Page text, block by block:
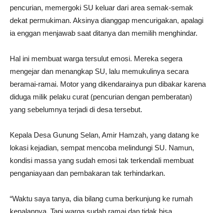
pencurian, memergoki SU keluar dari area semak-semak
dekat permukiman. Aksinya dianggap mencurigakan, apalagi
ia enggan menjawab saat ditanya dan memilih menghindar.
Hal ini membuat warga tersulut emosi. Mereka segera
mengejar dan menangkap SU, lalu memukulinya secara
beramai-ramai. Motor yang dikendarainya pun dibakar karena
diduga milik pelaku curat (pencurian dengan pemberatan)
yang sebelumnya terjadi di desa tersebut.
Kepala Desa Gunung Selan, Amir Hamzah, yang datang ke
lokasi kejadian, sempat mencoba melindungi SU. Namun,
kondisi massa yang sudah emosi tak terkendali membuat
penganiayaan dan pembakaran tak terhindarkan.
“Waktu saya tanya, dia bilang cuma berkunjung ke rumah